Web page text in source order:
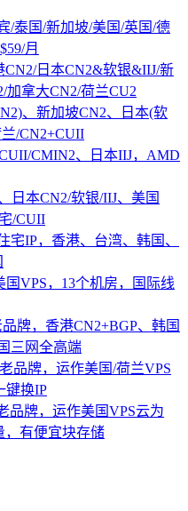
/泰国/新加坡/美国/英国/德
月
CN2/日本CN2&软银&IIJ/新
加拿大CN2/荷兰CU2
、新加坡CN2、日本(软
/CN2+CUII
CMIN2、日本IIJ，AMD
日本CN2/软银/IIJ、美国
/CUII
宅IP，香港、台湾、韩国、
国VPS，13个机房，国际线
牌，香港CN2+BGP、韩国
三网全高端
品牌，运作美国/荷兰VPS
键换IP
品牌，运作美国VPS云为
，有便宜块存储